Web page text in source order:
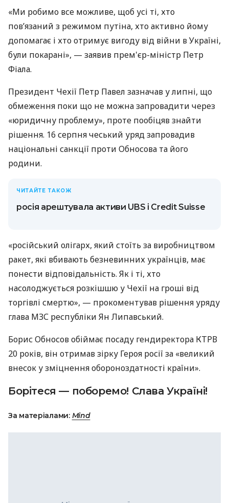
«Ми робимо все можливе, щоб усі ті, хто
пов’язаний з режимом путіна, хто активно йому
допомагає і хто отримує вигоду від війни в Україні,
були покарані», — заявив прем'єр-міністр Петр
Фіала.
Президент Чехії Петр Павел зазначав у липні, що
обмеження поки що не можна запровадити через
«юридичну проблему», проте пообіцяв знайти
рішення. 16 серпня чеський уряд запровадив
національні санкції проти Обносова та його
родини.
ЧИТАЙТЕ ТАКОЖ
росія арештувала активи UBS і Credit Suisse
«російський олігарх, який стоїть за виробництвом
ракет, які вбивають безневинних українців, має
понести відповідальність. Як і ті, хто
насолоджується розкішшю у Чехії на гроші від
торгівлі смертю», — прокоментував рішення уряду
глава МЗС республіки Ян Липавський.
Борис Обносов обіймає посаду гендиректора КТРВ
20 років, він отримав зірку Героя росії за «великий
внесок у зміцнення обороноздатності країни».
Борітеся — поборемо! Слава Україні!
За матеріалами: Mind